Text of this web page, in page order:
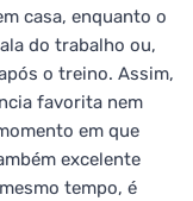
casa, enquanto o
do trabalho ou,
o treino. Assim,
favorita nem
em que
excelente
tempo, é